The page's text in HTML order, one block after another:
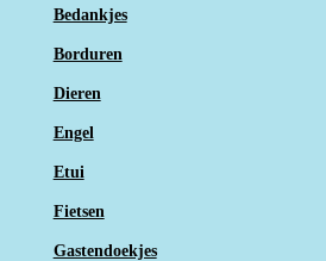
Bedankjes
Borduren
Dieren
Engel
Etui
Fietsen
Gastendoekjes